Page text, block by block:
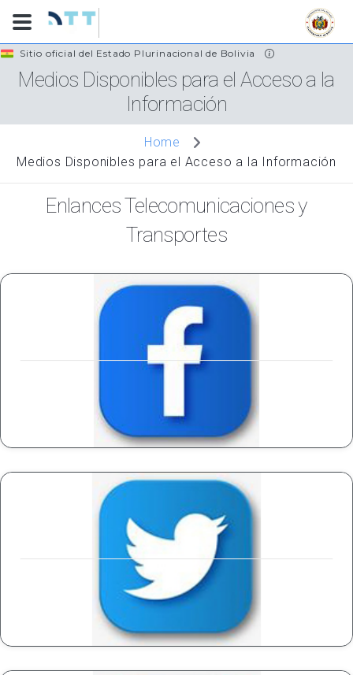
Skip
to
main
content
Sitio oficial del Estado Plurinacional de Bolivia
Medios Disponibles para el Acceso a la
Información
Home
Medios Disponibles para el Acceso a la Información
Enlances Telecomunicaciones y
Transportes
VISITAR EL SITIO
VISITAR EL SITIO